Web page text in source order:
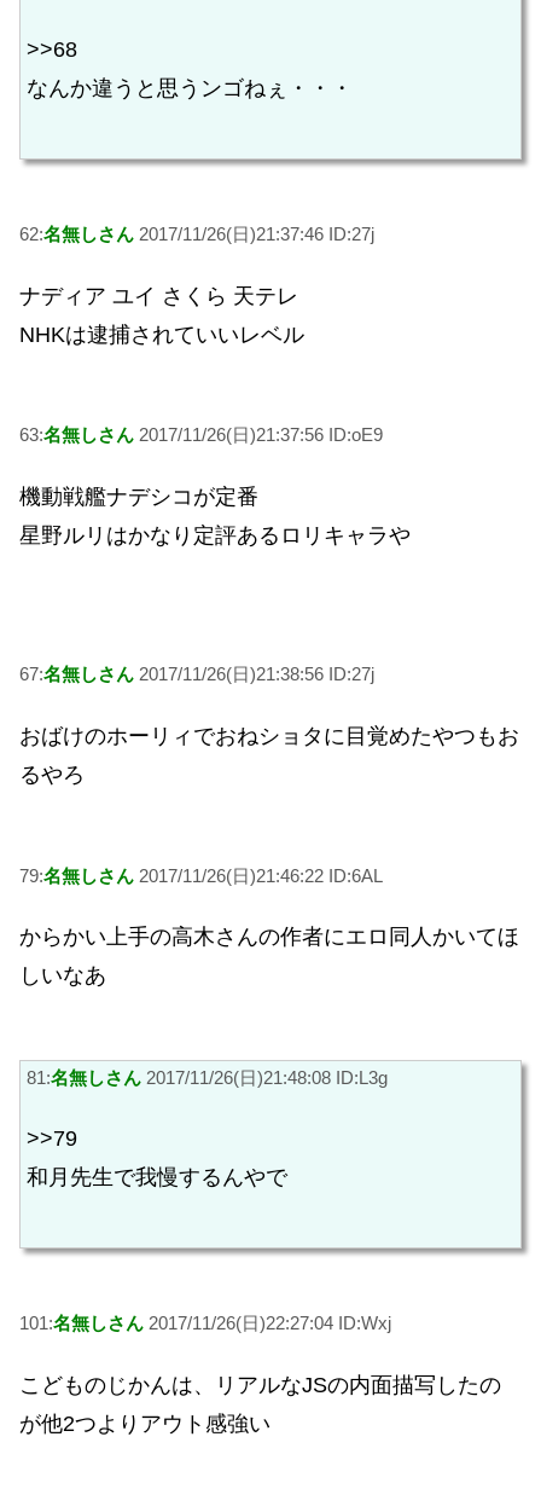
>>68
なんか違うと思うンゴねぇ・・・
62:名無しさん 2017/11/26(日)21:37:46 ID:27j
ナディア ユイ さくら 天テレ
NHKは逮捕されていいレベル
63:名無しさん 2017/11/26(日)21:37:56 ID:oE9
機動戦艦ナデシコが定番
星野ルリはかなり定評あるロリキャラや
67:名無しさん 2017/11/26(日)21:38:56 ID:27j
おばけのホーリィでおねショタに目覚めたやつもお
るやろ
79:名無しさん 2017/11/26(日)21:46:22 ID:6AL
からかい上手の高木さんの作者にエロ同人かいてほ
しいなあ
81:名無しさん 2017/11/26(日)21:48:08 ID:L3g
>>79
和月先生で我慢するんやで
101:名無しさん 2017/11/26(日)22:27:04 ID:Wxj
こどものじかんは、リアルなJSの内面描写したの
が他2つよりアウト感強い